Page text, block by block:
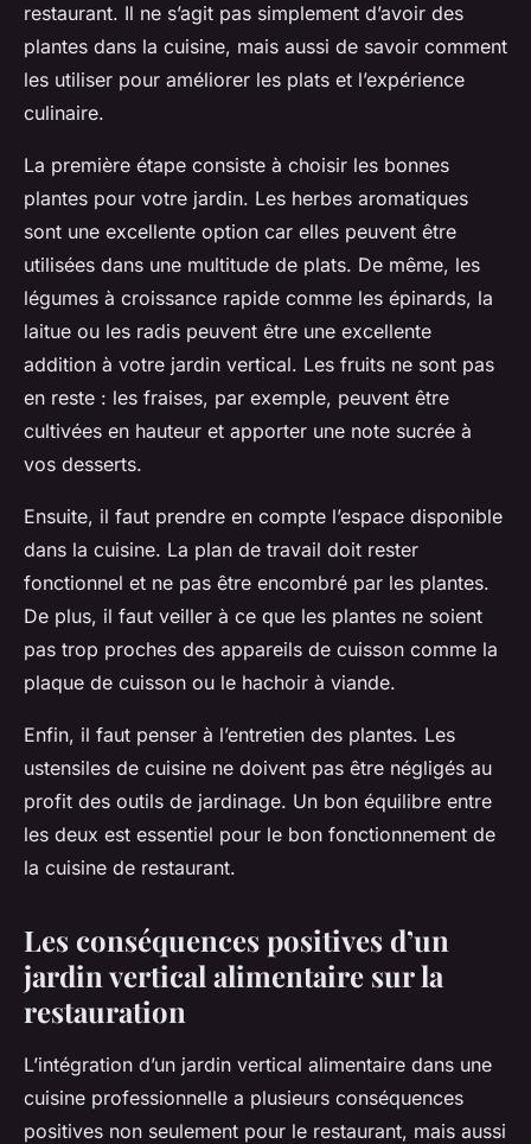
restaurant. Il ne s’agit pas simplement d’avoir des
plantes dans la cuisine, mais aussi de savoir comment
les utiliser pour améliorer les plats et l’expérience
culinaire.
La première étape consiste à choisir les bonnes
plantes pour votre jardin. Les herbes aromatiques
sont une excellente option car elles peuvent être
utilisées dans une multitude de plats. De même, les
légumes à croissance rapide comme les épinards, la
laitue ou les radis peuvent être une excellente
addition à votre jardin vertical. Les fruits ne sont pas
en reste : les fraises, par exemple, peuvent être
cultivées en hauteur et apporter une note sucrée à
vos desserts.
Ensuite, il faut prendre en compte l’espace disponible
dans la cuisine. La plan de travail doit rester
fonctionnel et ne pas être encombré par les plantes.
De plus, il faut veiller à ce que les plantes ne soient
pas trop proches des appareils de cuisson comme la
plaque de cuisson ou le hachoir à viande.
Enfin, il faut penser à l’entretien des plantes. Les
ustensiles de cuisine ne doivent pas être négligés au
profit des outils de jardinage. Un bon équilibre entre
les deux est essentiel pour le bon fonctionnement de
la cuisine de restaurant.
Les conséquences positives d’un
jardin vertical alimentaire sur la
restauration
L’intégration d’un jardin vertical alimentaire dans une
cuisine professionnelle a plusieurs conséquences
positives non seulement pour le restaurant, mais aussi